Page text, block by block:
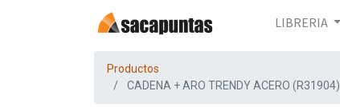
LIBRERIA
Productos
CADENA + ARO TRENDY ACERO (R31904)